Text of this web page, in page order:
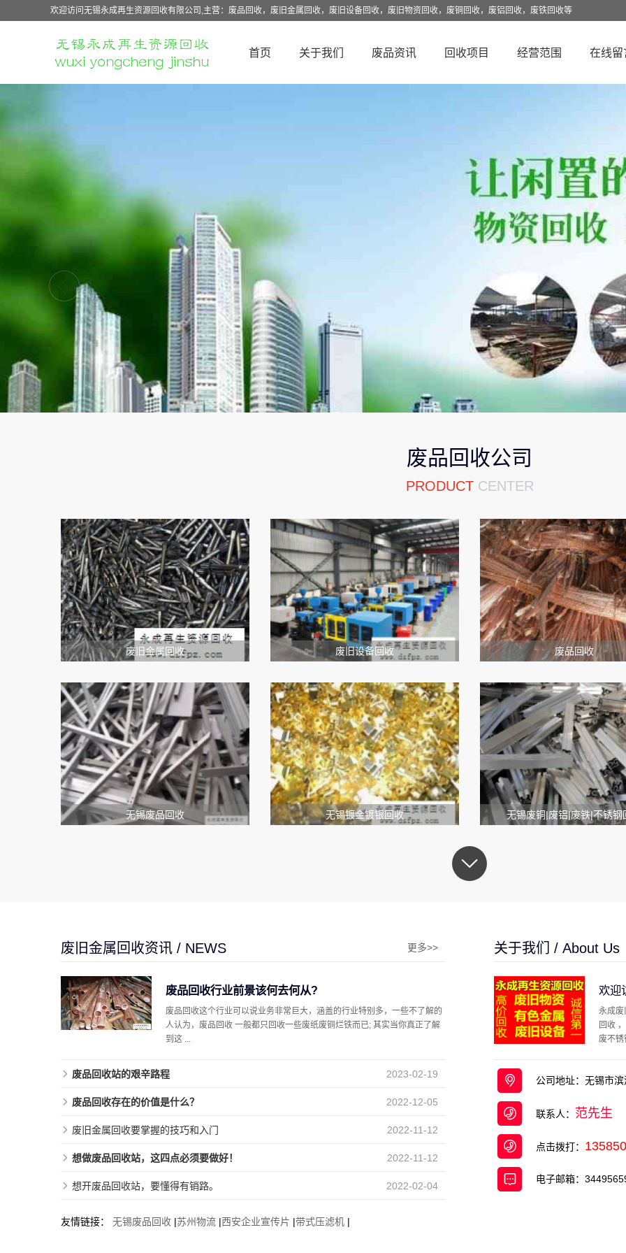
欢迎访问无锡永成再生资源回收有限公司,主营：废品回收，废旧金属回收，废旧设备回收，废旧物资回收，废铜回收，废铝回收，废铁回收等
首页 关于我们 废品资讯 回收项目 经营范围 在线留
废品回收公司
PRODUCTCENTER
废旧金属回收 废旧设备回收 废品回收
无锡废品回收 无锡镀金镀银回收 无锡废铜|废铝|废铁|不锈钢
废旧金属回收资讯 / NEWS 更多>>
废品回收行业前景该何去何从?
废品回收这个行业可以说业务非常巨大，涵盖的行业特别多，一些不了解的
人认为，废品回收 一般都只回收一些废纸废铜烂铁而已; 其实当你真正了解
到这 ...
废品回收站的艰辛路程 2023-02-19
废品回收存在的价值是什么？ 2022-12-05
废旧金属回收要掌握的技巧和入门 2022-11-12
想做废品回收站，这四点必须要做好！ 2022-11-12
想开废品回收站，要懂得有销路。 2022-02-04
关于我们 / About Us
欢迎
永成废
回收
废不锈
公司地址：无锡市
联系人： 范先生
点击拨打：
电子邮箱：
友情链接： 无锡废品回收 |苏州物流 |西安企业宣传片 |带式压滤机 |